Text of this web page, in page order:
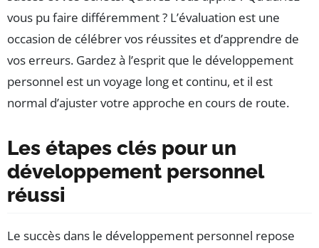
vous pu faire différemment ? L’évaluation est une
occasion de célébrer vos réussites et d’apprendre de
vos erreurs. Gardez à l’esprit que le développement
personnel est un voyage long et continu, et il est
normal d’ajuster votre approche en cours de route.
Les étapes clés pour un
développement personnel
réussi
Le succès dans le développement personnel repose